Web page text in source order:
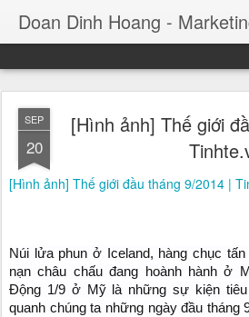
SEP
20
[Hình ảnh] Thế giới
[Hình ảnh] Thế giới đầu tháng 9/2014 |
Núi lửa phun ở Iceland, hàng chục
nạn châu chấu đang hoành hành ở
Động 1/9 ở Mỹ là những sự kiện
quanh chúng ta những ngày đầu tháng